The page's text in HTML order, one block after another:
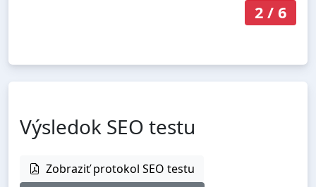
2/ 6
Výsledok SEO testu
Zobraziť protokol SEO testu